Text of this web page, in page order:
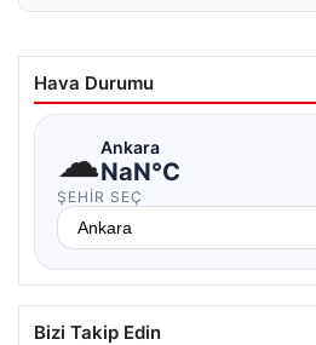
Hava Durumu
☁Ankara
NaN°C
ŞEHIR SEÇ
Bizi Takip Edin